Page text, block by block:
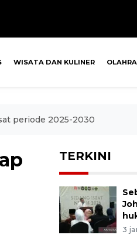
WISATA DAN KULINER
periode 2025-2030
TERKINI
3